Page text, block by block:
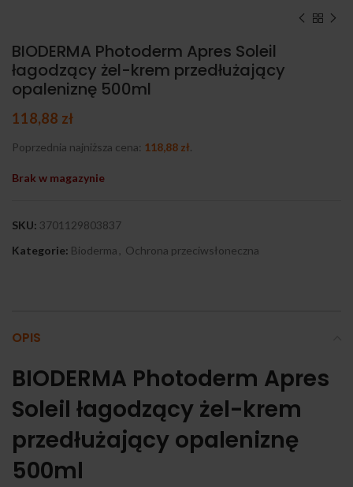
BIODERMA Photoderm Apres Soleil
łagodzący żel-krem przedłużający
opaleniznę 500ml
118,88 zł
Poprzednia najniższa cena: 118,88 zł.
Brak w magazynie
SKU: 3701129803837
Kategorie: Bioderma Ochrona przeciwsłoneczna
OPIS
BIODERMA Photoderm Apres
Soleil łagodzący żel-krem
przedłużający opaleniznę
500ml